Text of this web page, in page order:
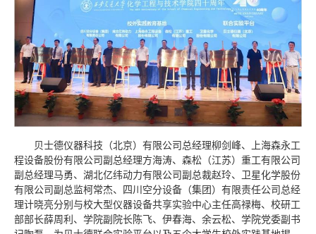
贝士德仪器科技（北京）有限公司总经理柳剑峰、上海森永工
程设备股份有限公司副总经理方海涛、森松（江苏）重工有限公司
副总经理马勇、湖北亿纬动力有限公司副总裁赵玲、卫星化学股份
有限公司副总监柯常杰、四川空分设备（集团）有限责任公司总经
理计晓亮分别与校大型仪器设备共享实验中心主任高禄梅、校研工
部部长薛周利、学院副院长陈飞、伊春海、余云松、学院党委副书